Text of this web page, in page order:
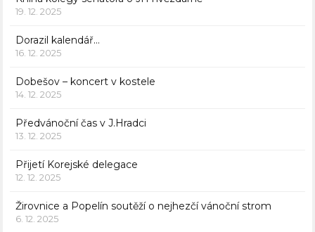
19. 12. 2025
Dorazil kalendář…
16. 12. 2025
Dobešov – koncert v kostele
14. 12. 2025
Předvánoční čas v J.Hradci
13. 12. 2025
Přijetí Korejské delegace
12. 12. 2025
Žirovnice a Popelín soutěží o nejhezčí vánoční strom
6. 12. 2025